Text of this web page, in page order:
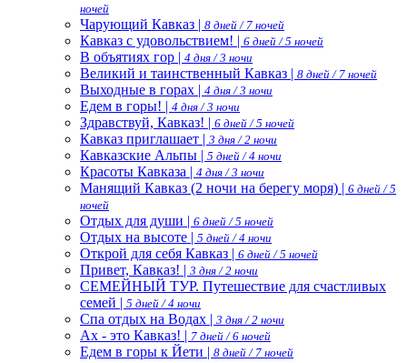
ночей
Чарующий Кавказ | 8 дней / 7 ночей
Кавказ с удовольствием! | 6 дней / 5 ночей
В объятиях гор | 4 дня / 3 ночи
Великий и таинственный Кавказ | 8 дней / 7 ночей
Выходные в горах | 4 дня / 3 ночи
Едем в горы! | 4 дня / 3 ночи
Здравствуй, Кавказ! | 6 дней / 5 ночей
Кавказ приглашает | 3 дня / 2 ночи
Кавказские Альпы | 5 дней / 4 ночи
Красоты Кавказа | 4 дня / 3 ночи
Манящий Кавказ (2 ночи на берегу моря) | 6 дней / 5
ночей
Отдых для души | 6 дней / 5 ночей
Отдых на высоте | 5 дней / 4 ночи
Открой для себя Кавказ | 6 дней / 5 ночей
Привет, Кавказ! | 3 дня / 2 ночи
СЕМЕЙНЫЙ ТУР. Путешествие для счастливых
семей | 5 дней / 4 ночи
Спа отдых на Водах | 3 дня / 2 ночи
Ах - это Кавказ! | 7 дней / 6 ночей
Едем в горы к Йети | 8 дней / 7 ночей